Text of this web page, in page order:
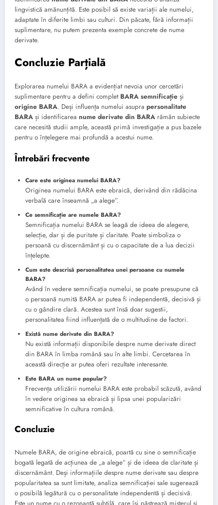
lingvistică amănunțită. Este posibil să existe variații ale numelui,
adaptate în diferite limbi sau culturi. Din păcate, fără informații
suplimentare, nu putem prezenta exemple concrete de nume
derivate.
Concluzie Parțială
Explorarea numelui BARA a evidențiat nevoia unor cercetări
suplimentare pentru a defini complet BARA semnificație și
origine BARA. Deși influența numelui asupra personalitate
BARA și identificarea nume derivate din BARA rămân subiecte
care necesită studii ample, această primă investigație a pus bazele
pentru o înțelegere mai profundă a acestui nume.
Întrebări frecvente
Care este originea numelui BARA?
Originea numelui BARA este ebraică, derivând din rădăcina
verbală care înseamnă „a alege”.
Ce semnificație are numele BARA?
Semnificația numelui BARA se leagă de ideea de alegere,
selecție, dar și de puritate și claritate. Poate simboliza o
persoană cu discernământ și cu o capacitate de a lua decizii
înțelepte.
Cum este descrisă personalitatea unei persoane cu numele
BARA?
Având în vedere semnificația numelui, se poate presupune că
o persoană numită BARA ar putea fi independentă, decisivă și
cu o gândire clară. Acestea sunt însă doar sugestii,
personalitatea fiind influențată de o multitudine de factori.
Există nume derivate din BARA?
Nu există informații disponibile despre nume derivate direct
din BARA în limba română sau în alte limbi. Cercetarea în
această direcție ar putea oferi rezultate interesante.
Este BARA un nume popular?
Frecvența utilizării numelui BARA este probabil scăzută, având
în vedere originea sa ebraică și lipsa unei popularizări
semnificative în cultura română.
Concluzie
Numele BARA, de origine ebraică, poartă cu sine o semnificație
bogată legată de acțiunea de „a alege” și de ideea de claritate și
discernământ. Deși informațiile despre nume derivate sau despre
popularitatea sa sunt limitate, analiza semnificației sale sugerează
o posibilă legătură cu o personalitate independentă și decisivă.
Este un nume cu o rezonanță subtilă, care își păstrează misterul și